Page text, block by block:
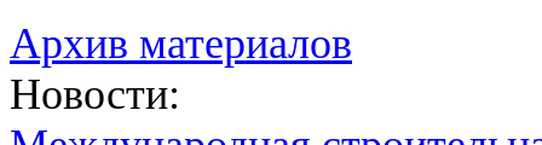
Архив материалов
Новости: